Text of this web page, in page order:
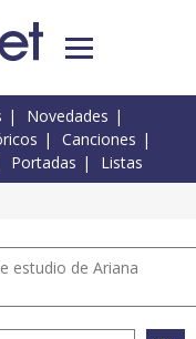
Novedades
Canciones
Portadas Listas
estudio de Ariana